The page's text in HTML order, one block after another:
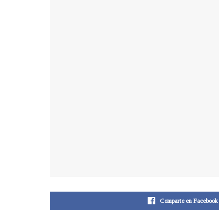
Comparte en Facebook